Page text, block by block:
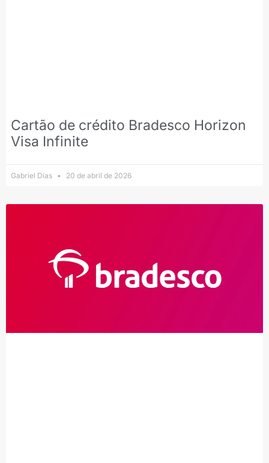
Cartão de crédito Bradesco Horizon
Visa Infinite
Gabriel Dias 20 de abril de 2026